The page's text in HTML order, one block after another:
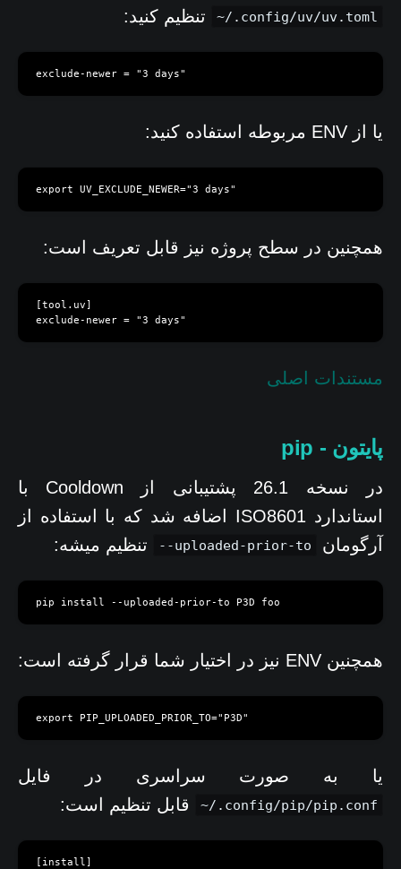
~/.config/uv/uv.toml تنظیم کنید:
exclude-newer = "3 days"
یا از ENV مربوطه استفاده کنید:
export UV_EXCLUDE_NEWER="3 days"
همچنین در سطح پروژه نیز قابل تعریف است:
[tool.uv]
exclude-newer = "3 days"
مستندات اصلی
پایتون - pip
در نسخه 26.1 پشتیبانی از Cooldown با
استاندارد ISO8601 اضافه شد که با استفاده از
آرگومان
--uploaded-prior-to تنظیم میشه:
pip install --uploaded-prior-to P3D foo
همچنین ENV نیز در اختیار شما قرار گرفته است:
export PIP_UPLOADED_PRIOR_TO="P3D"
یا به صورت سراسری در فایل
~/.config/pip/pip.conf قابل تنظیم است:
[install]